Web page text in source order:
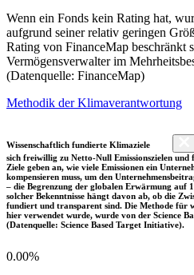
Wenn ein Fonds kein Rating hat,
aufgrund seiner relativ geringen
Rating von FinanceMap beschränkt
Vermögensverwalter im
(Datenquelle: FinanceMap)
Methodik der Klimaverantwortung
Wissenschaftlich fundierte Klimaziele
sich freiwillig zu Netto-Null Emissionszielen
Ziele geben an, wie viele Emissionen ein
kompensieren muss, um den
– die Begrenzung der globalen Erwärmung auf
solcher Bekenntnisse hängt davon ab, ob die
fundiert und transparent sind. Die Methode für
hier verwendet wurde, wurde von der Science
(Datenquelle: Science Based Target Initiative).
0.00%